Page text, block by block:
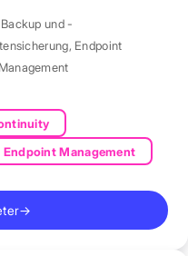
und -
, Endpoint
Endpoint Management
→